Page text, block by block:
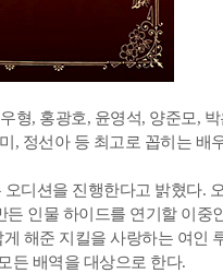
형, 홍광호, 윤영석, 양준모,
, 정선아 등 최고로 꼽히는 배
디션을 진행한다고 밝혔다.
인물 하이드를 연기할 이중
해준 지킬을 사랑하는 여인
든 배역을 대상으로 한다.